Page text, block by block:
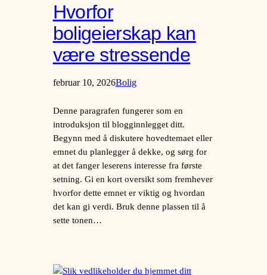
Hvorfor
boligeierskap kan
være stressende
februar 10, 2026Bolig
Denne paragrafen fungerer som en
introduksjon til blogginnlegget ditt.
Begynn med å diskutere hovedtemaet eller
emnet du planlegger å dekke, og sørg for
at det fanger leserens interesse fra første
setning. Gi en kort oversikt som fremhever
hvorfor dette emnet er viktig og hvordan
det kan gi verdi. Bruk denne plassen til å
sette tonen…